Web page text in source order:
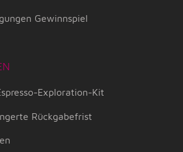
Gewinnspiel
Exploration-Kit
Rückgabefrist